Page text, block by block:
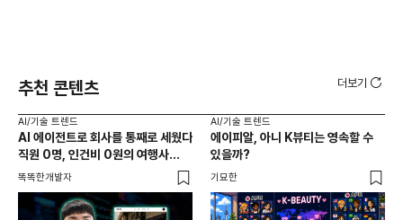
추천 콘텐츠 더보기
AI/기술 트렌드
AI 에이전트로 회사를 통째로 세웠다
직원 0명, 인건비 0원의 여행사
제작기
똑똑한개발자
AI/기술 트렌드
에이피알, 아니 K뷰티는 영속할 수
있을까?
기묘한